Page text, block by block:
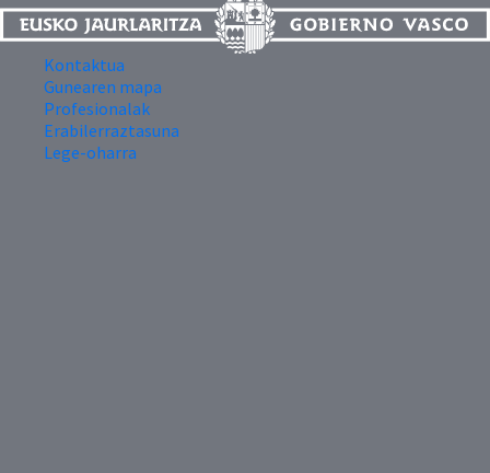
Kontaktua
Gunearen mapa
Profesionalak
Erabilerraztasuna
Lege-oharra